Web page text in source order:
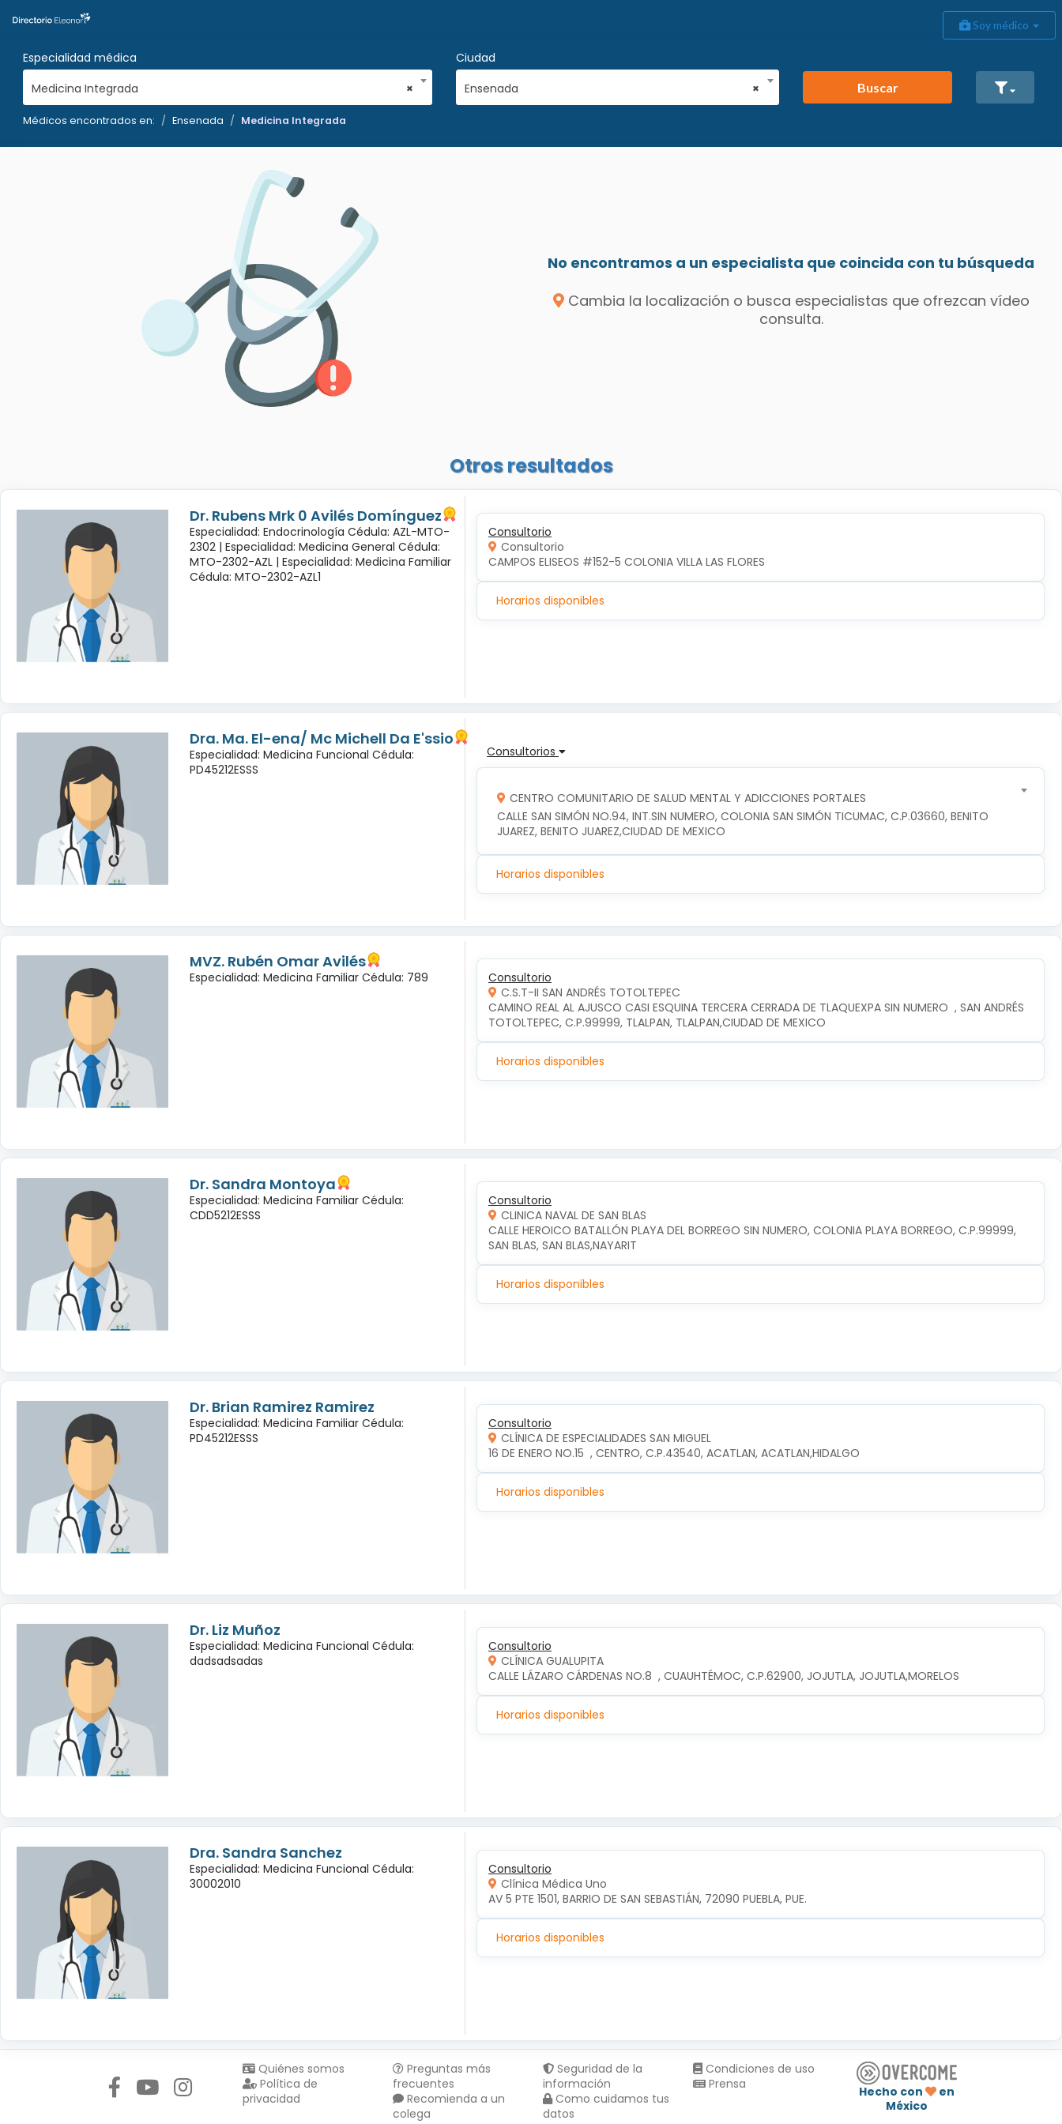
Soy médico
Especialidad médica
×
Medicina Integrada
Ciudad
×
Ensenada Buscar
Médicos encontrados en: Ensenada Medicina Integrada
No encontramos a un especialista que coincida con tu búsqueda
Cambia la localización o busca especialistas que ofrezcan vídeo
consulta.
Otros resultados
Dr. Rubens Mrk 0 Avilés Domínguez
Especialidad: Endocrinología Cédula: AZL-MTO-
2302 | Especialidad: Medicina General Cédula:
MTO-2302-AZL | Especialidad: Medicina Familiar
Cédula: MTO-2302-AZL1
Consultorio
Consultorio
CAMPOS ELISEOS #152-5 COLONIA VILLA LAS FLORES
Horarios disponibles
Dra. Ma. El-ena/ Mc Michell Da E'ssio
Especialidad: Medicina Funcional Cédula:
PD45212ESSS
Consultorios
CENTRO COMUNITARIO DE SALUD MENTAL Y ADICCIONES PORTALES
CALLE SAN SIMÓN NO.94, INT.SIN NUMERO, COLONIA SAN SIMÓN TICUMAC, C.P.03660, BENITO
JUAREZ, BENITO JUAREZ,CIUDAD DE MEXICO
Horarios disponibles
MVZ. Rubén Omar Avilés
Especialidad: Medicina Familiar Cédula: 789
Consultorio
C.S.T-II SAN ANDRÉS TOTOLTEPEC
CAMINO REAL AL AJUSCO CASI ESQUINA TERCERA CERRADA DE TLAQUEXPA SIN NUMERO  , SAN ANDRÉS
TOTOLTEPEC, C.P.99999, TLALPAN, TLALPAN,CIUDAD DE MEXICO
Horarios disponibles
Dr. Sandra Montoya
Especialidad: Medicina Familiar Cédula:
CDD5212ESSS
Consultorio
CLINICA NAVAL DE SAN BLAS
CALLE HEROICO BATALLÓN PLAYA DEL BORREGO SIN NUMERO, COLONIA PLAYA BORREGO, C.P.99999,
SAN BLAS, SAN BLAS,NAYARIT
Horarios disponibles
Dr. Brian Ramirez Ramirez
Especialidad: Medicina Familiar Cédula:
PD45212ESSS
Consultorio
CLÍNICA DE ESPECIALIDADES SAN MIGUEL
16 DE ENERO NO.15  , CENTRO, C.P.43540, ACATLAN, ACATLAN,HIDALGO
Horarios disponibles
Dr. Liz Muñoz
Especialidad: Medicina Funcional Cédula:
dadsadsadas
Consultorio
CLÍNICA GUALUPITA
CALLE LÁZARO CÁRDENAS NO.8  , CUAUHTÉMOC, C.P.62900, JOJUTLA, JOJUTLA,MORELOS
Horarios disponibles
Dra. Sandra Sanchez
Especialidad: Medicina Funcional Cédula:
30002010
Consultorio
Clínica Médica Uno
AV 5 PTE 1501, BARRIO DE SAN SEBASTIÁN, 72090 PUEBLA, PUE.
Horarios disponibles
Quiénes somos
Política de
privacidad
Preguntas más
frecuentes
Recomienda a un
colega
Seguridad de la
información
Como cuidamos tus
datos
Condiciones de uso
Prensa
Hecho con
en
México